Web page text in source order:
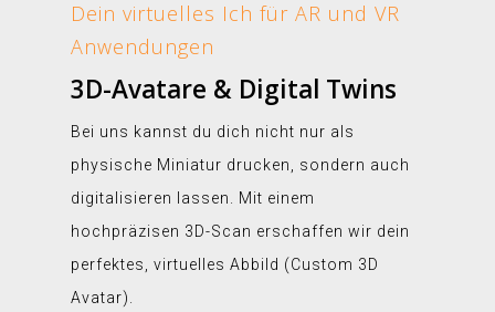
Dein virtuelles Ich für AR und VR
Anwendungen
3D-Avatare & Digital Twins
Bei uns kannst du dich nicht nur als
physische Miniatur drucken, sondern auch
digitalisieren lassen. Mit einem
hochpräzisen 3D-Scan erschaffen wir dein
perfektes, virtuelles Abbild (Custom 3D
Avatar).